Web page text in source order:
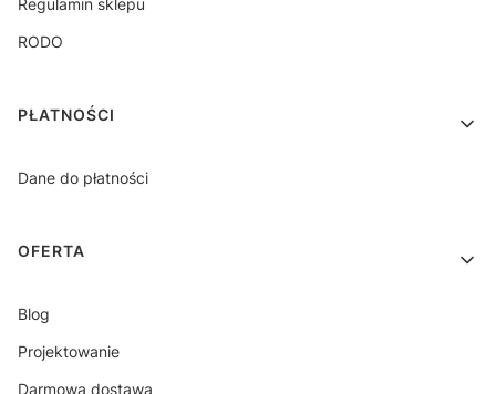
Regulamin sklepu
RODO
PŁATNOŚCI
Dane do płatności
OFERTA
Blog
Projektowanie
Darmowa dostawa